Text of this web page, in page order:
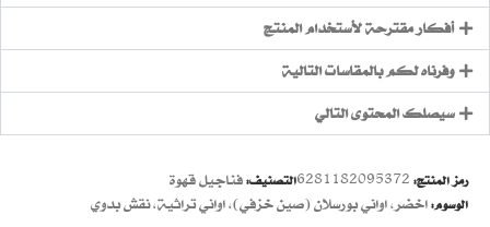
أفكار مقترحة لأستخدام المنتج
وفرناه لكم بالمقاسات التالية
سيصلك المحتوى التالي
رمز المنتج: 6281182095372التصنيف:فناجيل قهوة
الوسوم:اخضر,اواني بورسلان (صين خزفي),اواني تراثية,نقش بدوي